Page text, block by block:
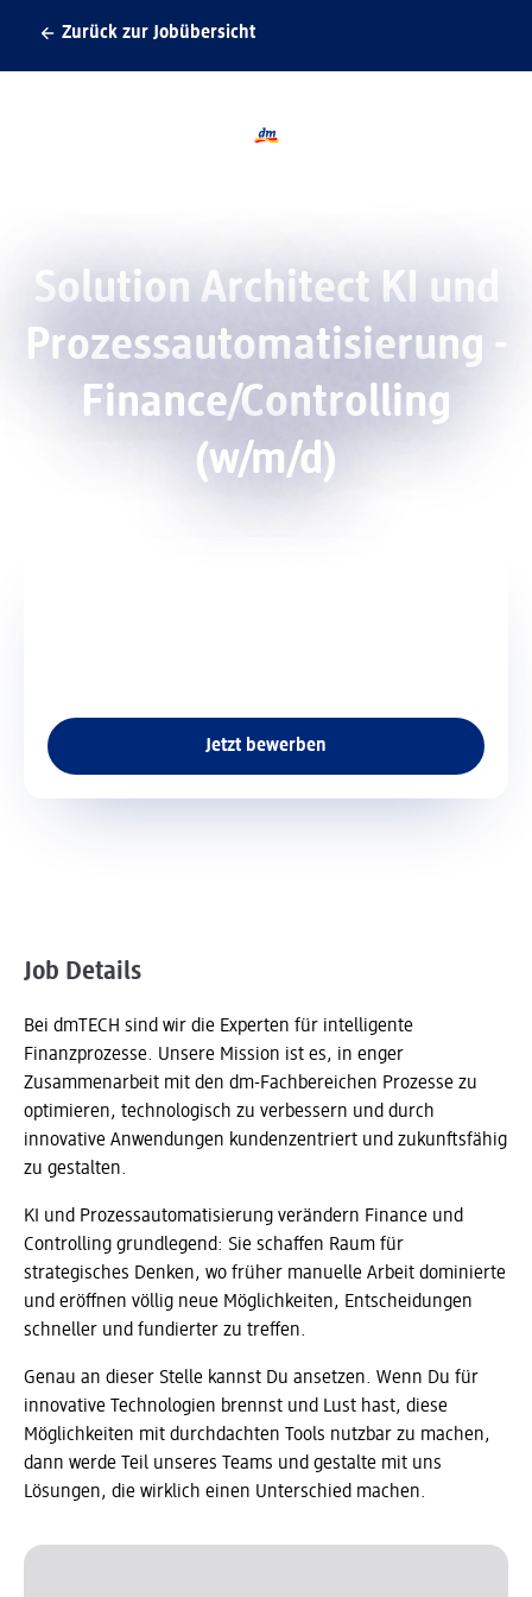
Zurück zur Jobübersicht
Solution Architect KI und
Prozessautomatisierung -
Finance/Controlling
(w/m/d)
Jetzt bewerben
Job Details
Bei dmTECH sind wir die Experten für intelligente
Finanzprozesse. Unsere Mission ist es, in enger
Zusammenarbeit mit den dm-Fachbereichen Prozesse zu
optimieren, technologisch zu verbessern und durch
innovative Anwendungen kundenzentriert und zukunftsfähig
zu gestalten.
KI und Prozessautomatisierung verändern Finance und
Controlling grundlegend: Sie schaffen Raum für
strategisches Denken, wo früher manuelle Arbeit dominierte
und eröffnen völlig neue Möglichkeiten, Entscheidungen
schneller und fundierter zu treffen.
Genau an dieser Stelle kannst Du ansetzen. Wenn Du für
innovative Technologien brennst und Lust hast, diese
Möglichkeiten mit durchdachten Tools nutzbar zu machen,
dann werde Teil unseres Teams und gestalte mit uns
Lösungen, die wirklich einen Unterschied machen.
Slider wird geladen ...